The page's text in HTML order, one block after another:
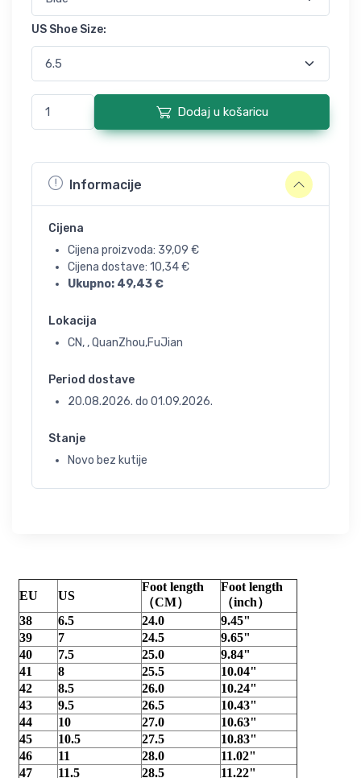
US Shoe Size:
Dodaj u košaricu
Informacije
Cijena
Cijena proizvoda: 39,09 €
Cijena dostave: 10,34€
Ukupno: 49,43€
Lokacija
CN, , QuanZhou,FuJian
Period dostave
20.08.2026. do 01.09.2026.
Stanje
Novo bez kutije